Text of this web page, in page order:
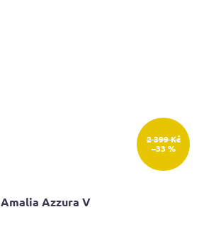
2 399 Kč
–33 %
Amalia Azzura V